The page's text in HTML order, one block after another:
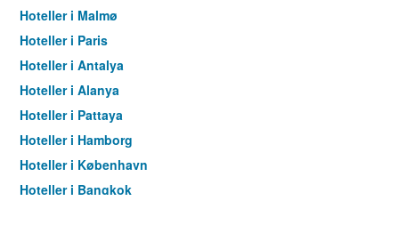
Hoteller i Malmø
Hoteller i Paris
Hoteller i Antalya
Hoteller i Alanya
Hoteller i Pattaya
Hoteller i Hamborg
Hoteller i København
Hoteller i Bangkok